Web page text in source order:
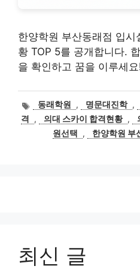
한양학원 부산동래점 입
황 TOP 5를 공개합니다.
을 확인하고 꿈을 이루세
태동래학원 , 명문대진학 ,
격
, 의대 스카이 합격현황 ,
원선택
, 한양학원 부
최신 글